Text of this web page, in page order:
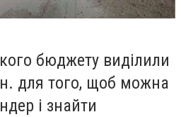
бюджету виділили
для того, щоб можна
і знайти